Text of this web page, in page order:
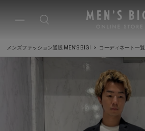
メンズファッション通販 MEN'S BIGI コーディネート一覧